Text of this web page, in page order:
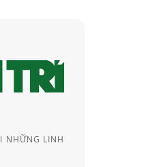
CUNG CÁCH TƯ VẤN RẤT